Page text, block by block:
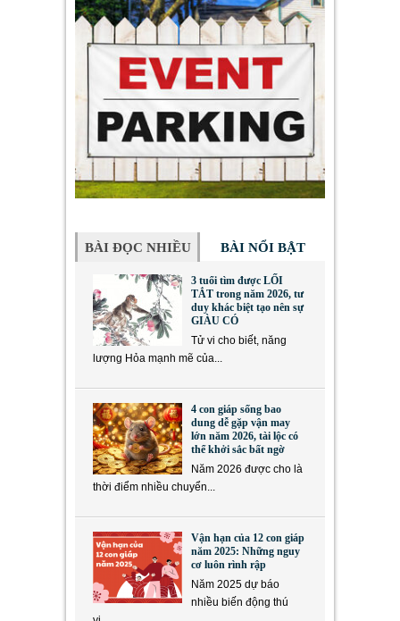
BÀI ĐỌC NHIỀU BÀI NỔI BẬT
3 tuổi tìm được LỐI
TẮT trong năm 2026, tư
duy khác biệt tạo nên sự
GIÀU CÓ
Tử vi cho biết, năng
lượng Hỏa mạnh mẽ của...
4 con giáp sống bao
dung dễ gặp vận may
lớn năm 2026, tài lộc có
thể khởi sắc bất ngờ
Năm 2026 được cho là
thời điểm nhiều chuyển...
Vận hạn của 12 con giáp
năm 2025: Những nguy
cơ luôn rình rập
Năm 2025 dự báo
nhiều biến động thú